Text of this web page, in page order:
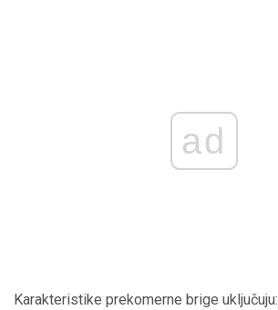
ad
Karakteristike prekomerne brige uključuju: